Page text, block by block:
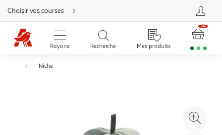
Aller
directement
au
contenu
Aller
directement
Aller
Choisir vos courses
Rayons Recherche Mes produits
Niche